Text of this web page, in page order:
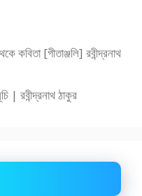
কবিতা [গীতাঞ্জলি] রবীন্দ্রনাথ
| রবীন্দ্রনাথ ঠাকুর